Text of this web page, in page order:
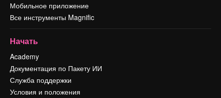
Мобильное приложение
Все инструменты Magnific
Начать
Academy
Документация по Пакету ИИ
Служба поддержки
Условия и положения